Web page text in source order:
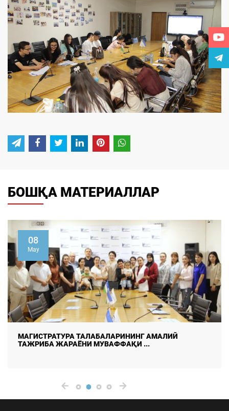
БОШҚА МАТЕРИАЛЛАР
08
May
МАГИСТРАТУРА ТАЛАБАЛАРИНИНГ АМАЛИЙ
ТАЖРИБА ЖАРАЁНИ МУВАФФАҚИ ...